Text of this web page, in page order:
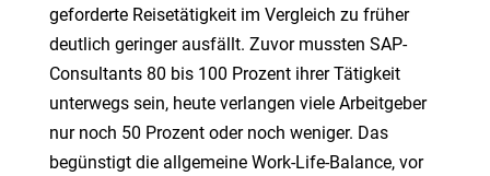
geforderte Reisetätigkeit im Vergleich zu früher
deutlich geringer ausfällt. Zuvor mussten SAP-
Consultants 80 bis 100 Prozent ihrer Tätigkeit
unterwegs sein, heute verlangen viele Arbeitgeber
nur noch 50 Prozent oder noch weniger. Das
begünstigt die allgemeine Work-Life-Balance, vor